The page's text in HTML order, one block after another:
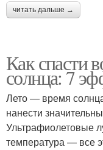
читать дальше →
Как спасти
солнца: 7
Лето — время
нанести
Ультрафиолетовые
температура — все